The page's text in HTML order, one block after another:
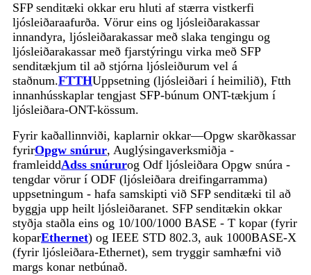
SFP senditæki okkar eru hluti af stærra vistkerfi
ljósleiðaraafurða. Vörur eins og ljósleiðarakassar
innandyra, ljósleiðarakassar með slaka tengingu og
ljósleiðarakassar með fjarstýringu virka með SFP
senditækjum til að stjórna ljósleiðurum vel á
staðnum.FTTHUppsetning (ljósleiðari í heimilið), Ftth
innanhússkaplar tengjast SFP-búnum ONT-tækjum í
ljósleiðara-ONT-kössum.
Fyrir kaðallinnviði, kaplarnir okkar—Opgw skarðkassar
fyrirOpgw snúrur, Auglýsingaverksmiðja -
framleiddAdss snúrurog Odf ljósleiðara Opgw snúra -
tengdar vörur í ODF (ljósleiðara dreifingarramma)
uppsetningum - hafa samskipti við SFP senditæki til að
byggja upp heilt ljósleiðaranet. SFP senditækin okkar
styðja staðla eins og 10/100/1000 BASE - T kopar (fyrir
koparEthernet) og IEEE STD 802.3, auk 1000BASE-X
(fyrir ljósleiðara-Ethernet), sem tryggir samhæfni við
margs konar netbúnað.